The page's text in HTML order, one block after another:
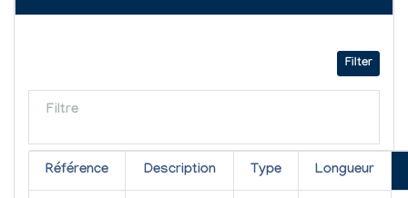
Filter
Filtre
Référence Description Type Longueur